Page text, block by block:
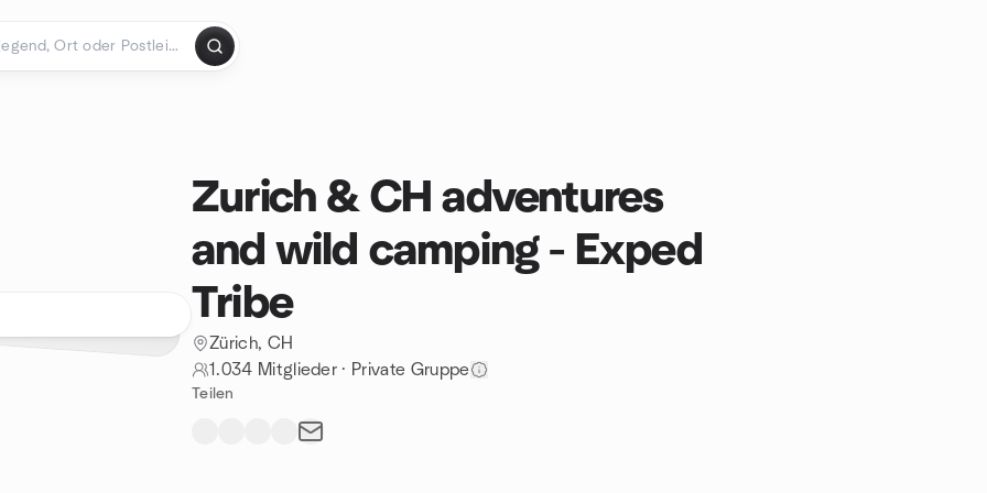
Zurich & CH adventures
and wild camping - Exped
Tribe
Zürich, CH
1.034 Mitglieder · Private Gruppe
Teilen